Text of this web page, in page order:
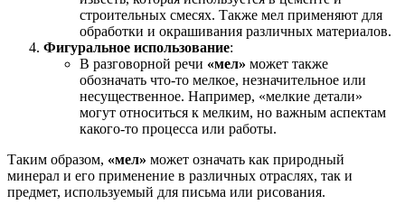
строительных смесях. Также мел применяют для
обработки и окрашивания различных материалов.
Фигуральное использование:
В разговорной речи «мел» может также
обозначать что-то мелкое, незначительное или
несущественное. Например, «мелкие детали»
могут относиться к мелким, но важным аспектам
какого-то процесса или работы.
Таким образом, «мел» может означать как природный
минерал и его применение в различных отраслях, так и
предмет, используемый для письма или рисования.